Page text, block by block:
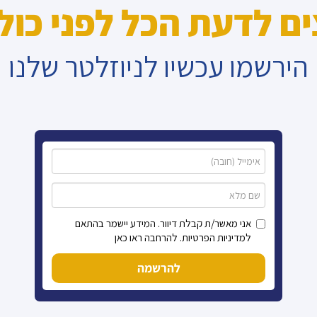
לדעת הכל לפני
הירשמו עכשיו לניוזלטר שלנו
אני מאשר/ת קבלת דיוור. המידע יישמר בהתאם
למדיניות הפרטיות. להרחבה ראו כאן
להרשמה